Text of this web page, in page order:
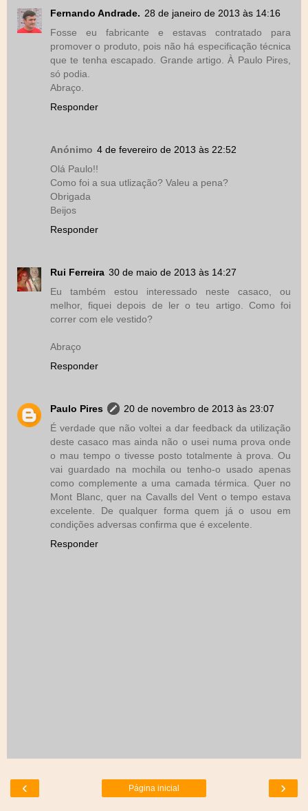
Fernando Andrade. 28 de janeiro de 2013 às 14:16
Fosse eu fabricante e estavas contratado para
promover o produto, pois não há especificação técnica
que te tenha escapado. Grande artigo. À Paulo Pires,
só podia.
Abraço.
Responder
Anónimo 4 de fevereiro de 2013 às 22:52
Olá Paulo!!
Como foi a sua utlização? Valeu a pena?
Obrigada
Beijos
Responder
Rui Ferreira 30 de maio de 2013 às 14:27
Eu também estou interessado neste casaco, ou
melhor, fiquei depois de ler o teu artigo. Como foi
correr com ele vestido?
Abraço
Responder
Paulo Pires
20 de novembro de 2013 às 23:07
É verdade que não voltei a dar feedback da utilização
deste casaco mas ainda não o usei numa prova onde
o mau tempo o tivesse posto totalmente à prova. Ou
vai guardado na mochila ou tenho-o usado apenas
como complemente a uma camada térmica. Quer no
Mont Blanc, quer na Cavalls del Vent o tempo estava
excelente. De qualquer forma quem já o usou em
condições adversas confirma que é excelente.
Responder
‹ ›
Página inicial